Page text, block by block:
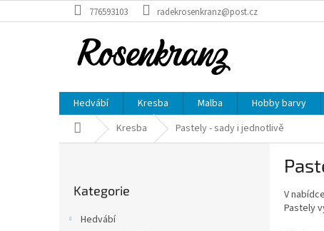
na
776593103 radekrosenkranz@post.cz
Hedvábí Kresba Malba Hobby barvy
Domů Kresba Pastely - sady i jednotlivě
kategorie
Kategorie
Hedvábí
V
Pastely